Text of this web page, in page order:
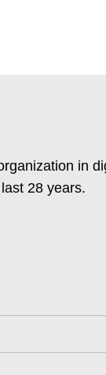
in
28 years.